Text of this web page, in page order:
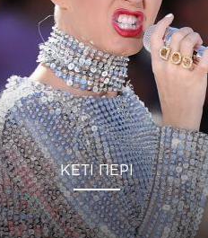
КЕТІ ПЕРІ